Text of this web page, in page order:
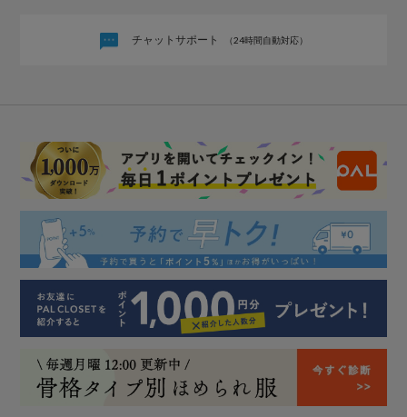
チャットサポート （24時間自動対応）